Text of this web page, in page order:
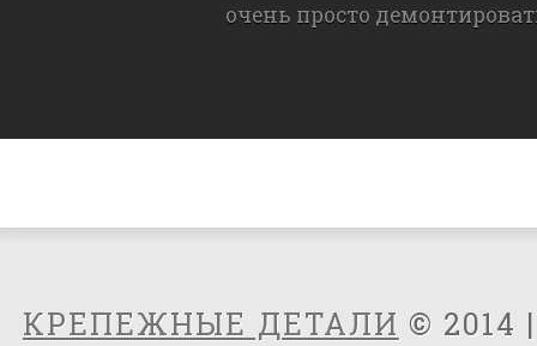
очень просто
КРЕПЕЖНЫЕ ДЕТАЛИ © 2014